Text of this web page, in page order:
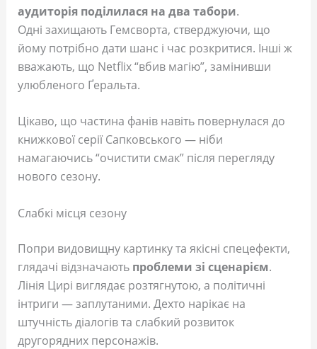
аудиторія поділилася на два табори.
Одні захищають Гемсворта, стверджуючи, що
йому потрібно дати шанс і час розкритися. Інші ж
вважають, що Netflix “вбив магію”, замінивши
улюбленого Ґеральта.
Цікаво, що частина фанів навіть повернулася до
книжкової серії Сапковського — ніби
намагаючись “очистити смак” після перегляду
нового сезону.
Слабкі місця сезону
Попри видовищну картинку та якісні спецефекти,
глядачі відзначають проблеми зі сценарієм.
Лінія Цирі виглядає розтягнутою, а політичні
інтриги — заплутаними. Дехто нарікає на
штучність діалогів та слабкий розвиток
другорядних персонажів.